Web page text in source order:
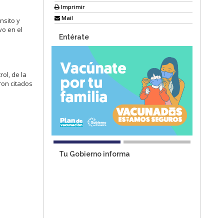
y
en el
de la
citados
Imprimir
Mail
Entérate
Tu Gobierno informa